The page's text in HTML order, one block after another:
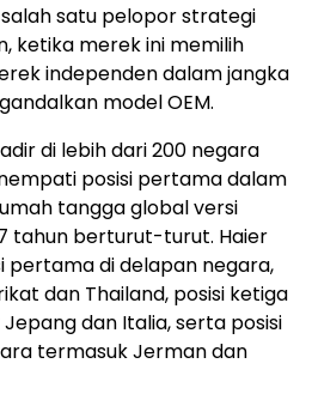
satu pelopor strategi
ketika merek ini memilih
independen dalam jangka
model OEM.
di lebih dari 200 negara
posisi pertama dalam
tangga global versi
tahun berturut-turut. Haier
pertama di delapan negara,
dan Thailand, posisi ketiga
dan Italia, serta posisi
termasuk Jerman dan